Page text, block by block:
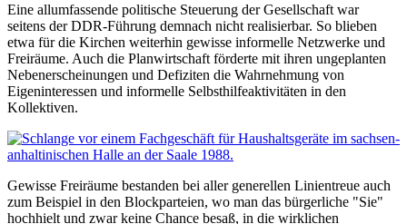
Eine allumfassende politische Steuerung der Gesellschaft war
seitens der DDR-Führung demnach nicht realisierbar. So blieben
etwa für die Kirchen weiterhin gewisse informelle Netzwerke und
Freiräume. Auch die Planwirtschaft förderte mit ihren ungeplanten
Nebenerscheinungen und Defiziten die Wahrnehmung von
Eigeninteressen und informelle Selbsthilfeaktivitäten in den
Kollektiven.
Gewisse Freiräume bestanden bei aller generellen Linientreue auch
zum Beispiel in den Blockparteien, wo man das bürgerliche "Sie"
hochhielt und zwar keine Chance besaß, in die wirklichen